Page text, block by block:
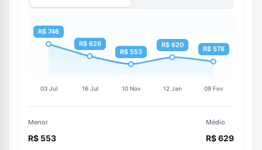
Menor
R$ 553
Médio
R$ 629